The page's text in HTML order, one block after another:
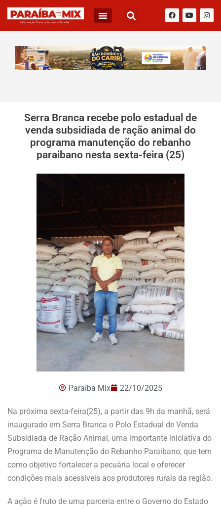
Serra Branca recebe polo estadual de
venda subsidiada de ração animal do
programa manutenção do rebanho
paraibano nesta sexta-feira (25)
Paraíba Mix 22/10/2025
Na próxima sexta-feira(25), a partir das 9h da manhã, será
inaugurado em Serra Branca o Polo Estadual de Venda
Subsidiada de Ração Animal, uma importante iniciativa do
Programa de Manutenção do Rebanho Paraibano, que tem
como objetivo fortalecer a pecuária local e oferecer
condições mais acessíveis aos produtores rurais da região.
A ação é fruto de uma parceria entre o Governo do Estado